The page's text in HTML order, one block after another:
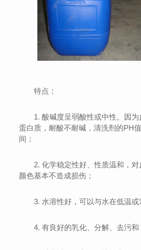
特点：
1. 酸碱度呈弱酸性或中性。因
蛋白质，耐酸不耐碱，清洗剂的PH
间；
2. 化学稳定性好、性质温和，对
颜色基本不造成损伤；
3. 水溶性好，可以与水在低温或
4. 有良好的乳化、分解、去污和